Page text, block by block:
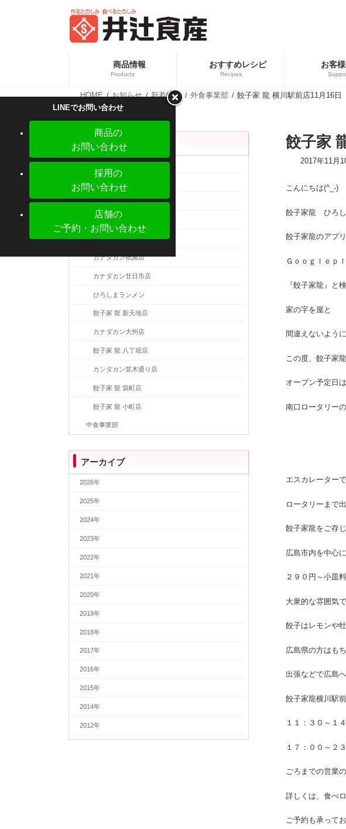
プ
動
商品情報
Products
おすすめレシピ
Recipes
お客
新商品情報
【新商品】ぎょうざの皮 大判 少量パック
HOME お知らせ 新着情報 外食事業部 餃子家 龍 横川駅前店11月16日
餃子家
2017年11月
こんにちは(^_-)
餃子家龍 ひろし
餃子家龍のアプ
Ｇｏｏｇｌｅｐ
『餃子家龍』と
家の字を屋と
間違えないよう
この度、餃子家
オープン予定日
南口ロータリー
エスカレーター
ロータリーまで
餃子家龍をご存
広島市内を中心
２９０円～小皿
大衆的な雰囲気
餃子はレモンや
広島県の方はも
出張などで広島
餃子家龍横川駅
１１：３０～１
１７：００～２
ごろまでの営業
詳しくは、食べ
ご予約も承って
カテゴリー
メディア掲載
新着情報
食品事業部
外食事業部
餃子家 龍 大手町店
カナダカン祇園店
カナダカン廿日市店
ひろしまランメン
餃子家 龍 新天地店
カナダカン大州店
餃子家 龍 八丁堀店
カンダカン並木通り店
餃子家 龍 袋町店
餃子家 龍 小町店
中食事業部
アーカイブ
2026年
2025年
2024年
2023年
2022年
2021年
2020年
2019年
2018年
2017年
2016年
2015年
2014年
2012年
LINEでお問い合わせ
商品の
お問い合わせ
採用の
お問い合わせ
店舗の
ご予約・お問い合わせ